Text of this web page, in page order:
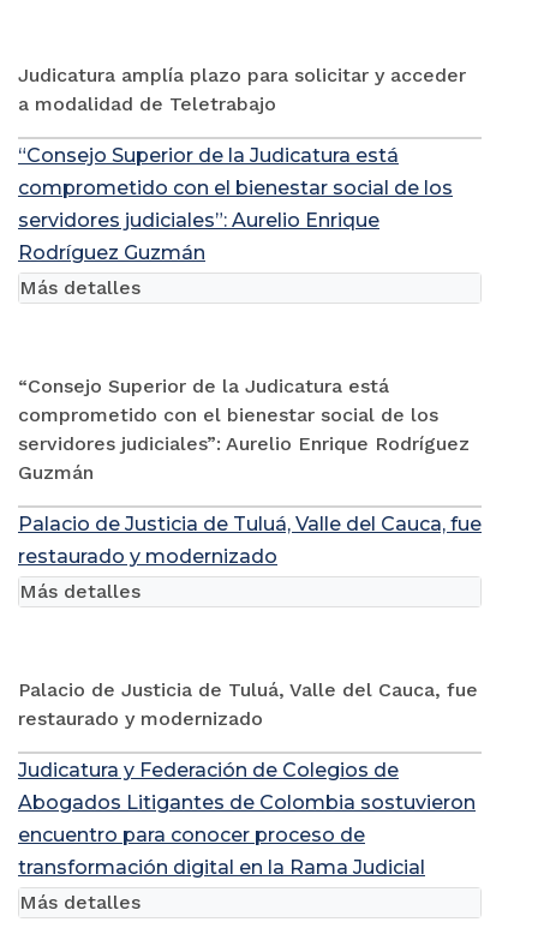
Judicatura amplía plazo para solicitar y acceder
a modalidad de Teletrabajo
“Consejo Superior de la Judicatura está
comprometido con el bienestar social de los
servidores judiciales”: Aurelio Enrique
Rodríguez Guzmán
“Consejo Superior de la Judicatura está
comprometido con el bienestar social de los
servidores judiciales”: Aurelio Enrique Rodríguez
Guzmán
Más detalles
Palacio de Justicia de Tuluá, Valle del Cauca, fue
restaurado y modernizado
Palacio de Justicia de Tuluá, Valle del Cauca, fue
restaurado y modernizado
Más detalles
Judicatura y Federación de Colegios de
Abogados Litigantes de Colombia sostuvieron
encuentro para conocer proceso de
transformación digital en la Rama Judicial
Más detalles